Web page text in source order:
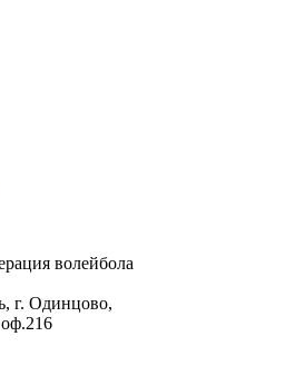
волейбола
г. Одинцово,